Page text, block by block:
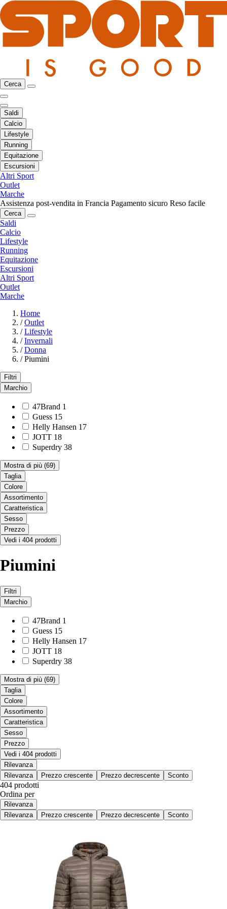
Cerca
Saldi
Calcio
Lifestyle
Running
Equitazione
Escursioni
Altri Sport
Outlet
Marche
Assistenza post-vendita in Francia Pagamento sicuro Reso facile
Cerca
Saldi
Calcio
Lifestyle
Running
Equitazione
Escursioni
Altri Sport
Outlet
Marche
Home
/ Outlet
/ Lifestyle
/ Invernali
/ Donna
/ Piumini
Filtri
Marchio
47Brand 1
Guess 15
Helly Hansen 17
JOTT 18
Superdry 38
Mostra di più (69)
Taglia
Colore
Assortimento
Caratteristica
Sesso
Prezzo
Vedi i 404 prodotti
Piumini
Filtri
Marchio
47Brand 1
Guess 15
Helly Hansen 17
JOTT 18
Superdry 38
Mostra di più (69)
Taglia
Colore
Assortimento
Caratteristica
Sesso
Prezzo
Vedi i 404 prodotti
Rilevanza
Rilevanza
Prezzo crescente Prezzo decrescente Sconto
404 prodotti
Ordina per
Rilevanza
Rilevanza
Prezzo crescente Prezzo decrescente Sconto